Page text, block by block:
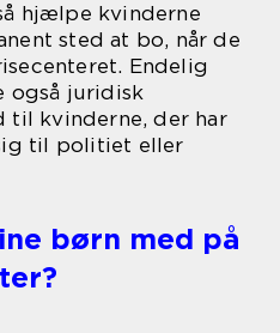
hjælpe kvinderne
sted at bo, når de
Endelig
også juridisk
til kvinderne, der har
til politiet eller
børn med på